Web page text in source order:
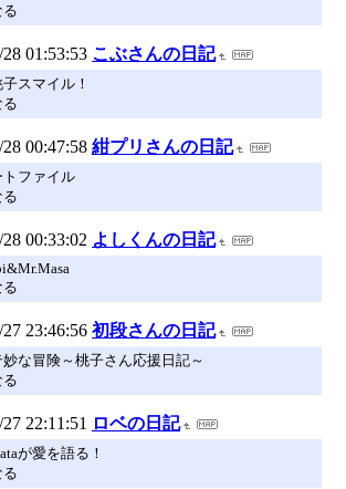
01:53:53 こぶさんの日記
スマイル！
00:47:58 紺プリさんの日記
ファイル
00:33:02 よしくんの日記
23:46:56 初段さんの日記
な冒険～桃子さん応援日記～
22:11:51 ロベの日記
が愛を語る！